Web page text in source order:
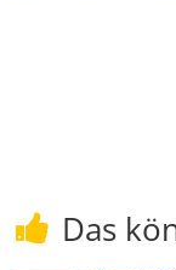
Das